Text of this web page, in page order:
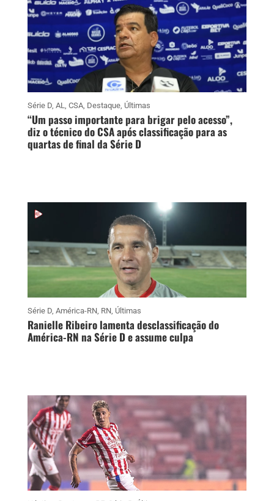
Série D, AL, CSA, Destaque, Últimas
“Um passo importante para brigar pelo acesso”,
diz o técnico do CSA após classificação para as
quartas de final da Série D
Série D, América-RN, RN, Últimas
Ranielle Ribeiro lamenta desclassificação do
América-RN na Série D e assume culpa